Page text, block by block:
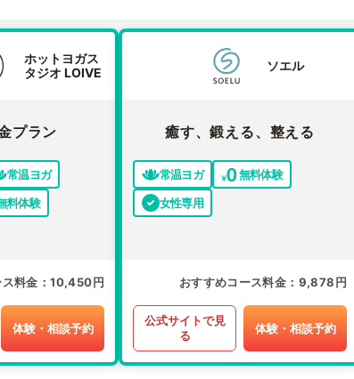
ホットヨガス
タジオ LOIVE
プラン
常温ヨガ
料体験
料金 10,450円
体験・相談予約
ソエル
癒す、鍛える、整える
常温ヨガ
無料体験
女性専用
おすすめコース料金 9,878円
公式サイトで見
る
体験・相談予約